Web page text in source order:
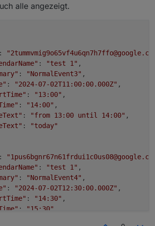
alle angezeigt.
:
: "test 1" ,
: "NormalEvent3" ,
: "2024-07-02T11:00:00.000Z" ,
: "13:00" ,
: "14:00" ,
: "from 13:00 until 14:00" ,
:
"today"
:
: "test 1" ,
: "NormalEvent4" ,
: "2024-07-02T12:30:00.000Z" ,
: "14:30" ,
: "15:30"